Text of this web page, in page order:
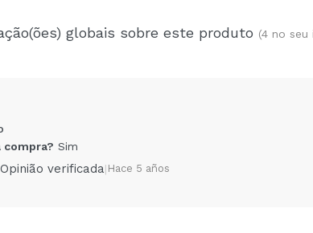
globais sobre este produto (4 no seu
compra? Sim
Opinião verificada| Hace 5 años